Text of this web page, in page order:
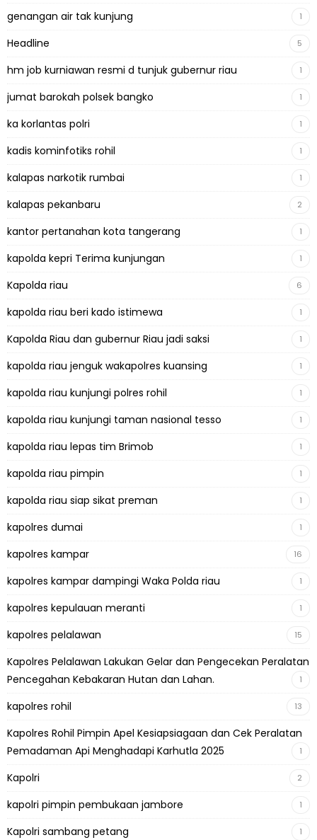
genangan air tak kunjung 1
Headline 5
hm job kurniawan resmi d tunjuk gubernur riau 1
jumat barokah polsek bangko 1
ka korlantas polri 1
kadis kominfotiks rohil 1
kalapas narkotik rumbai 1
kalapas pekanbaru 2
kantor pertanahan kota tangerang 1
kapolda kepri Terima kunjungan 1
Kapolda riau 6
kapolda riau beri kado istimewa 1
Kapolda Riau dan gubernur Riau jadi saksi 1
kapolda riau jenguk wakapolres kuansing 1
kapolda riau kunjungi polres rohil 1
kapolda riau kunjungi taman nasional tesso 1
kapolda riau lepas tim Brimob 1
kapolda riau pimpin 1
kapolda riau siap sikat preman 1
kapolres dumai 1
kapolres kampar 16
kapolres kampar dampingi Waka Polda riau 1
kapolres kepulauan meranti 1
kapolres pelalawan 15
Kapolres Pelalawan Lakukan Gelar dan Pengecekan Peralatan
Pencegahan Kebakaran Hutan dan Lahan.
1
kapolres rohil 13
Kapolres Rohil Pimpin Apel Kesiapsiagaan dan Cek Peralatan
Pemadaman Api Menghadapi Karhutla 2025
1
Kapolri 2
kapolri pimpin pembukaan jambore 1
Kapolri sambang petang 1